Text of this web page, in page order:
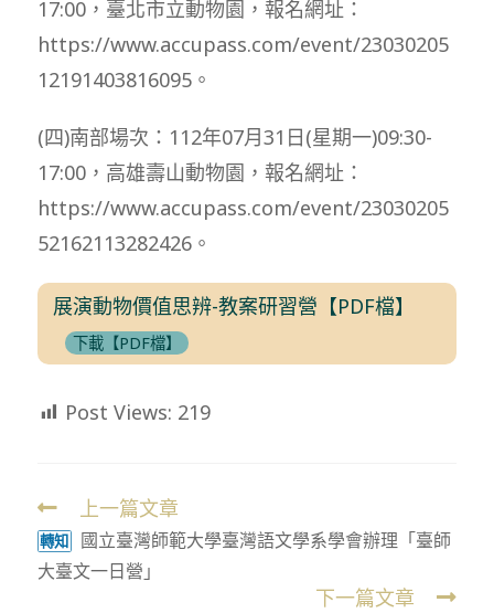
17:00，臺北市立動物園，報名網址：
https://www.accupass.com/event/23030205
12191403816095。
(四)南部場次：112年07月31日(星期一)09:30-
17:00，高雄壽山動物園，報名網址：
https://www.accupass.com/event/23030205
52162113282426。
展演動物價值思辨-教案研習營【PDF檔】
下載【PDF檔】
Post Views: 219
Read
more
articles
上一篇文章
轉知
國立臺灣師範大學臺灣語文學系學會辦理「臺師
大臺文一日營」
下一篇文章